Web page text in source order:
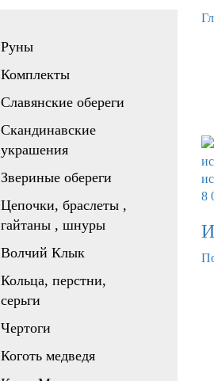
Руны
Комплекты
Славянские обереги
Скандинавские
украшения
Звериные обереги
Цепочки, браслеты ,
гайтаны , шнуры
Волчий Клык
Кольца, перстни,
серьги
Чертоги
Коготь медведя
8